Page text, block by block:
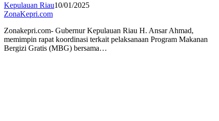
Kepulauan Riau10/01/2025
ZonaKepri.com
Zonakepri.com- Gubernur Kepulauan Riau H. Ansar Ahmad,
memimpin rapat koordinasi terkait pelaksanaan Program Makanan
Bergizi Gratis (MBG) bersama…